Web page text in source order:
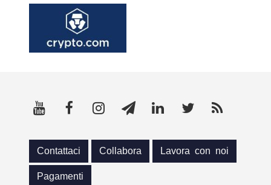
Contattaci Collabora Lavora con noi
Pagamenti